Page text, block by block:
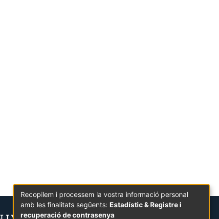
Recopilem i processem la vostra informació personal
amb les finalitats següents: Estadístic & Registre i
recuperació de contrasenya